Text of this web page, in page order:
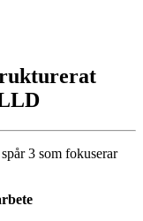
3 som fokuserar